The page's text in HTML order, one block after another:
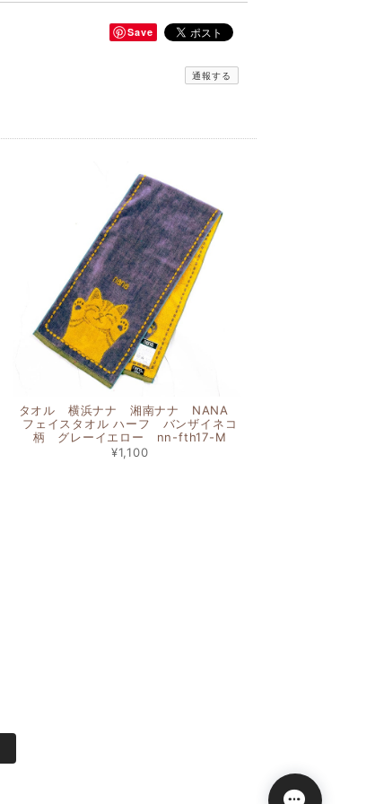
Save
通報する
タオル 横浜ナナ 湘南ナナ NANA
フェイスタオル ハーフ バンザイネコ
柄 グレーイエロー nn-fth17-M
¥1,100